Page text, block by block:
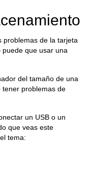
problemas de la tarjeta
que usar una
del tamaño de una
tener problemas de
un USB o un
que veas este
tema: